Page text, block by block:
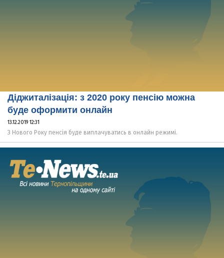
Діджиталізація: з 2020 року пенсію можна
буде оформити онлайн
13.12.2019 12:31
З Нового Року пенсія буде виплачуватись в онлайн режимі.